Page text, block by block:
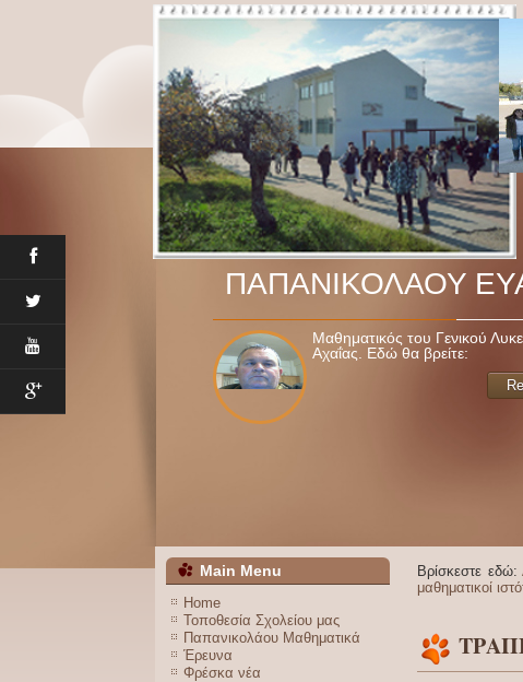
ΠΑΠΑΝΙΚΟΛΑΟΥ
Μαθηματικός του Γενικού
Αχαΐας. Εδώ θα βρείτε:
Main Menu
Home
Τοποθεσία Σχολείου μας
Παπανικολάου Μαθηματικά
Έρευνα
Φρέσκα νέα
Βρίσκεστε εδώ:
μαθηματικοί